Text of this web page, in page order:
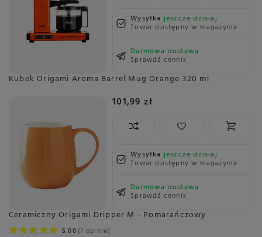
Wysyłkajeszcze dzisiaj
Towar dostępny w magazynie
Darmowa dostawa
Sprawdź cennik
Kubek Origami Aroma Barrel Mug Orange 320 ml
101,99 zł
Wysyłkajeszcze dzisiaj
Towar dostępny w magazynie
Darmowa dostawa
Sprawdź cennik
Ceramiczny Origami Dripper M - Pomarańczowy
5.00 1 opinie